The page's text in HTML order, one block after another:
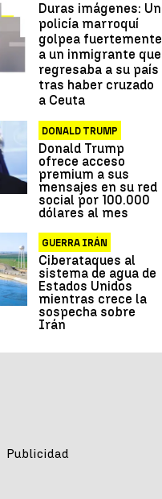
Duras imágenes: Un
policía marroquí
golpea fuertemente
a un inmigrante que
regresaba a su país
tras haber cruzado
a Ceuta
DONALD TRUMP
Donald Trump
ofrece acceso
premium a sus
mensajes en su red
social por 100.000
dólares al mes
GUERRA IRÁN
Ciberataques al
sistema de agua de
Estados Unidos
mientras crece la
sospecha sobre
Irán